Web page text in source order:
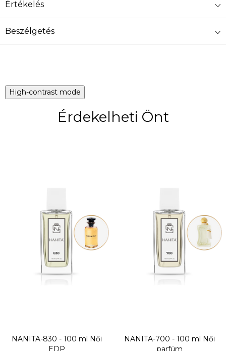
Értékelés
Beszélgetés
High-contrast mode
Érdekelheti Önt
NANITA-830 - 100 ml
Női
NANITA-700 - 100 ml
Női